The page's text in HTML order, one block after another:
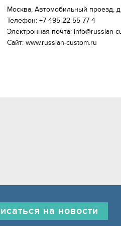
Москва, Автомобильный проезд,
Телефон: +7 495 22 55 77 4
Электронная почта: info@russian-
на новости